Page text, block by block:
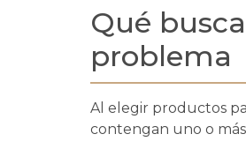
Qué
problema
Al elegir productos
contengan uno o